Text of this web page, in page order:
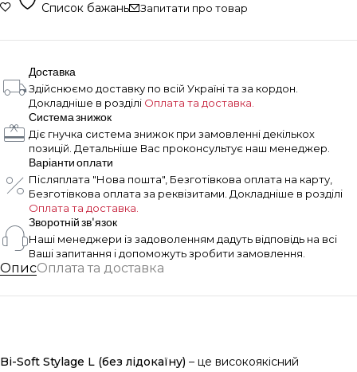
Список бажань Запитати про товар
Доставка
Здійснюємо доставку по всій Україні та за кордон.
Докладніше в розділі Оплата та доставка.
Система знижок
Діє гнучка система знижок при замовленні декількох
позицій. Детальніше Вас проконсультує наш менеджер.
Варіанти оплати
Післяплата "Нова пошта", Безготівкова оплата на карту,
Безготівкова оплата за реквізитами. Докладніше в розділі
Оплата та доставка.
Зворотній зв'язок
Наші менеджери із задоволенням дадуть відповідь на всі
Ваші запитання і допоможуть зробити замовлення.
ОписОплата та доставка
Bi-Soft Stylage L (без лідокаїну) – це високоякісний